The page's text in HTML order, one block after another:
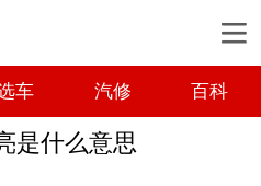
车 汽修 百科
是什么意思